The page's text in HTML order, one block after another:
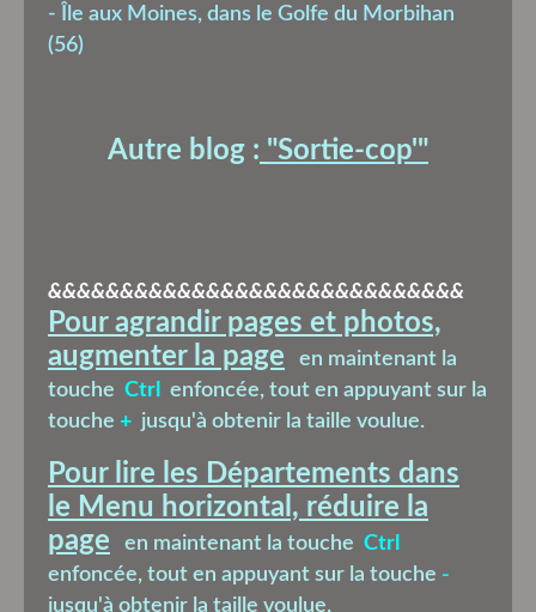
- Île aux Moines, dans le Golfe du Morbihan
(56)
Autre blog : "Sortie-cop'"
&&&&&&&&&&&&&&&&&&&&&&&&&&&&&
Pour agrandir pages et photos,
augmenter la page
en maintenant la
touche Ctrl
enfoncée, tout en appuyant sur la
touche + jusqu'à obtenir la taille voulue.
Pour lire les Départements dans
le Menu horizontal, réduire la
page
en maintenant la touche Ctrl
enfoncée, tout en appuyant sur la touche -
jusqu'à obtenir la taille voulue.